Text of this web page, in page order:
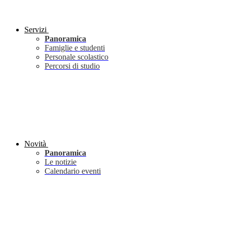
Servizi
Panoramica
Famiglie e studenti
Personale scolastico
Percorsi di studio
Novità
Panoramica
Le notizie
Calendario eventi